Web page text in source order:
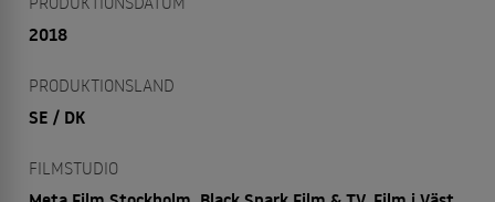
2018
PRODUKTIONSLAND
SE / DK
FILMSTUDIO